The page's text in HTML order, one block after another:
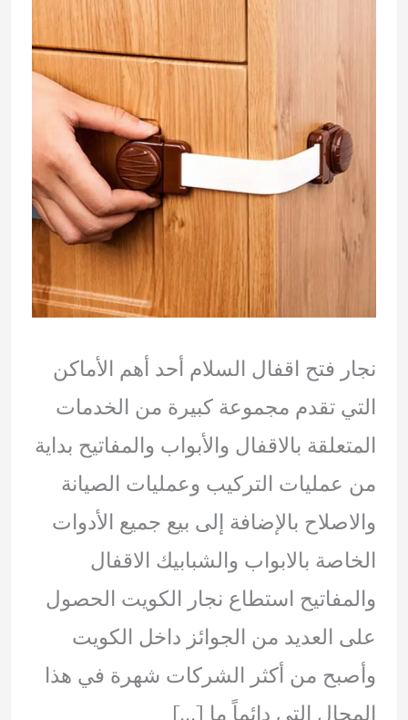
نجار فتح اقفال السلام أحد أهم الأماكن
التي تقدم مجموعة كبيرة من الخدمات
المتعلقة بالاقفال والأبواب والمفاتيح بداية
من عمليات التركيب وعمليات الصيانة
والاصلاح بالإضافة إلى بيع جميع الأدوات
الخاصة بالابواب والشبابيك الاقفال
والمفاتيح استطاع نجار الكويت الحصول
على العديد من الجوائز داخل الكويت
وأصبح من أكثر الشركات شهرة في هذا
المجال التي دائماً ما […]